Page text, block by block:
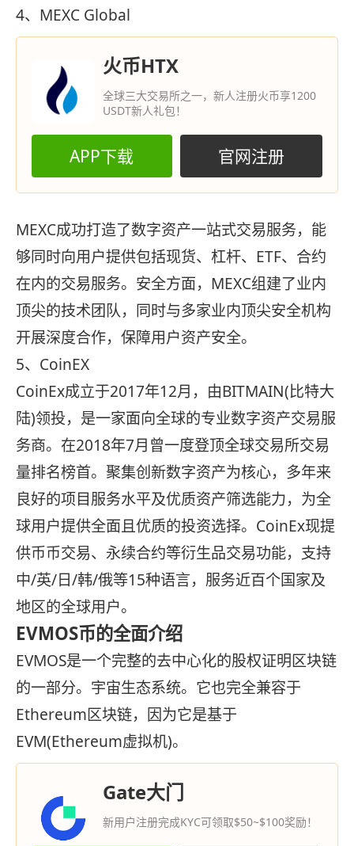
4、MEXC Global
火币HTX
全球三大交易所之一，新人注册火币享1200
USDT新人礼包！
APP下载 官网注册
MEXC成功打造了数字资产一站式交易服务，能
够同时向用户提供包括现货、杠杆、ETF、合约
在内的交易服务。安全方面，MEXC组建了业内
顶尖的技术团队，同时与多家业内顶尖安全机构
开展深度合作，保障用户资产安全。
5、CoinEX
CoinEx成立于2017年12月，由BITMAIN(比特大
陆)领投，是一家面向全球的专业数字资产交易服
务商。在2018年7月曾一度登顶全球交易所交易
量排名榜首。聚集创新数字资产为核心，多年来
良好的项目服务水平及优质资产筛选能力，为全
球用户提供全面且优质的投资选择。CoinEx现提
供币币交易、永续合约等衍生品交易功能，支持
中/英/日/韩/俄等15种语言，服务近百个国家及
地区的全球用户。
EVMOS币的全面介绍
EVMOS是一个完整的去中心化的股权证明区块链
的一部分。宇宙生态系统。它也完全兼容于
Ethereum区块链，因为它是基于
EVM(Ethereum虚拟机)。
Gate大门
新用户注册完成KYC可领取$50~$100奖励！